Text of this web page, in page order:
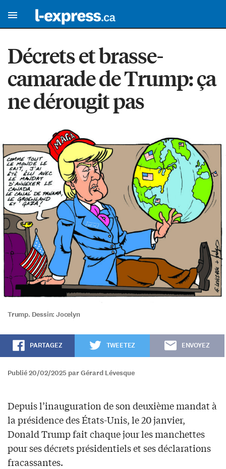
Décrets et brasse-
camarade de Trump: ça
ne dérougit pas
Trump. Dessin: Jocelyn
PARTAGEZ TWEETEZ ENVOYEZ
Publié 20/02/2025 par Gérard Lévesque
Depuis l’inauguration de son deuxième mandat à
la présidence des États-Unis, le 20 janvier,
Donald Trump fait chaque jour les manchettes
pour ses décrets présidentiels et ses déclarations
fracassantes.